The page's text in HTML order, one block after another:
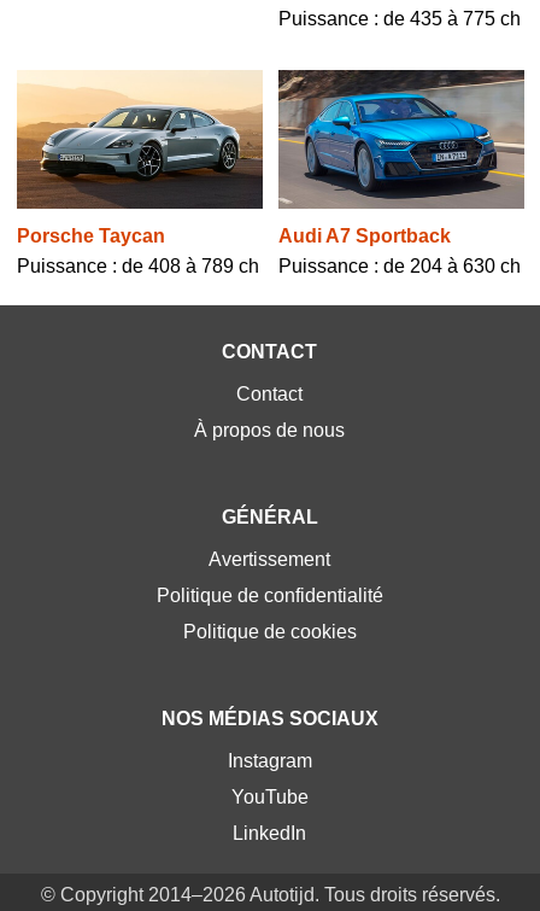
Puissance : de 435 à 775 ch
Porsche Taycan
Puissance : de 408 à 789 ch
Audi A7 Sportback
Puissance : de 204 à 630 ch
CONTACT
Contact
À propos de nous
GÉNÉRAL
Avertissement
Politique de confidentialité
Politique de cookies
NOS MÉDIAS SOCIAUX
Instagram
YouTube
LinkedIn
© Copyright 2014–2026 Autotijd. Tous droits réservés.